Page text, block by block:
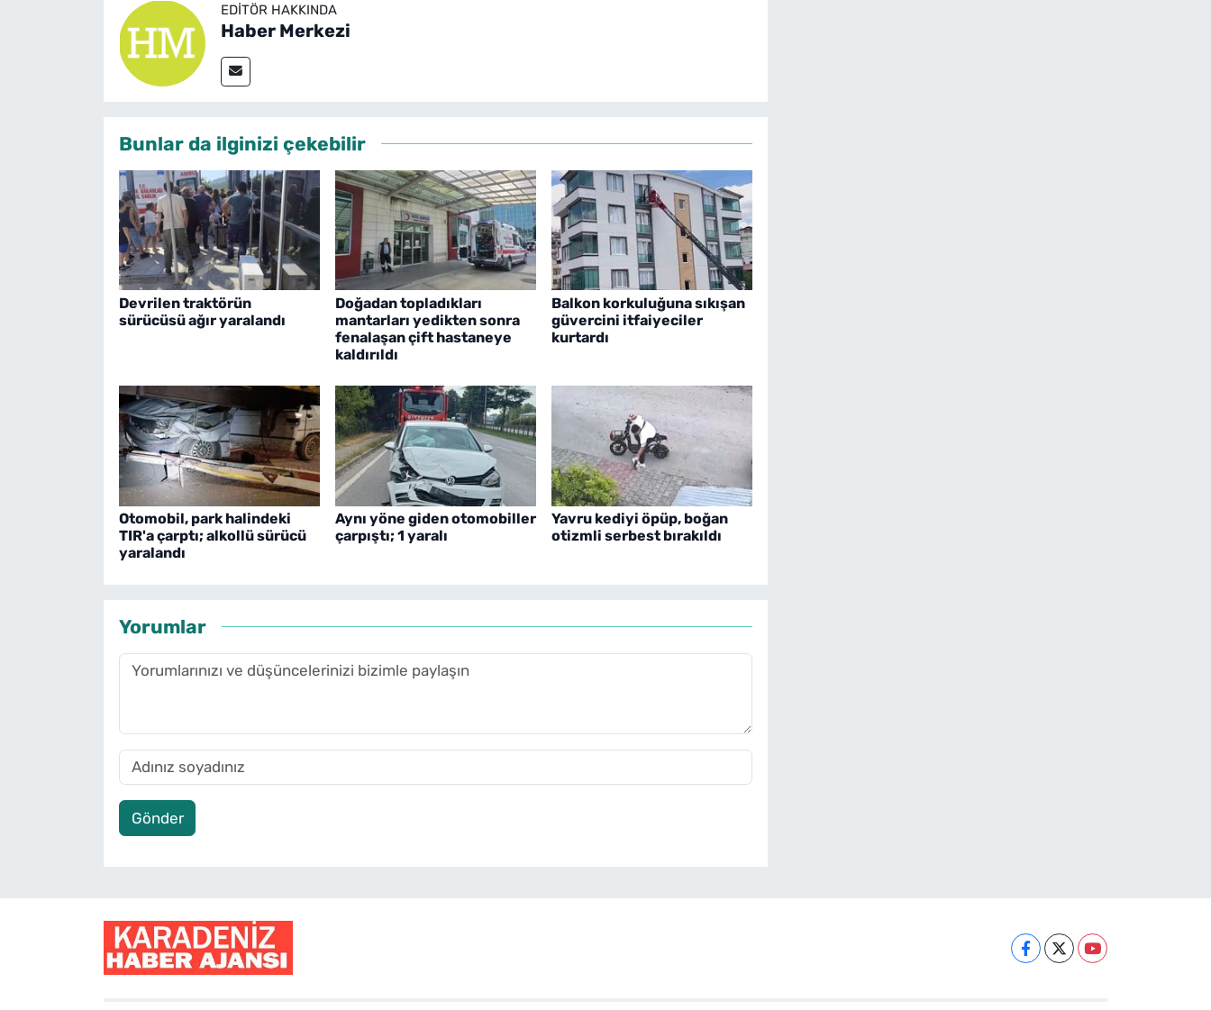
EDITÖR HAKKINDA
Haber Merkezi
Bunlar da ilginizi çekebilir
Devrilen traktörün
sürücüsü ağır yaralandı
Doğadan topladıkları
mantarları yedikten sonra
fenalaşan çift hastaneye
kaldırıldı
Balkon korkuluğuna sıkışan
güvercini itfaiyeciler
kurtardı
Otomobil, park halindeki
TIR'a çarptı; alkollü sürücü
yaralandı
Aynı yöne giden otomobiller
çarpıştı; 1 yaralı
Yavru kediyi öpüp, boğan
otizmli serbest bırakıldı
Yorumlar
Gönder